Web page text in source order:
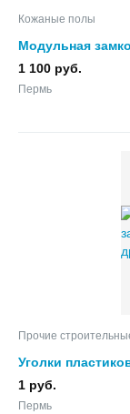
Кожаные полы
Модульная
1 100 руб.
Пермь
Прочие
Уголки
материалов
1 руб.
Пермь